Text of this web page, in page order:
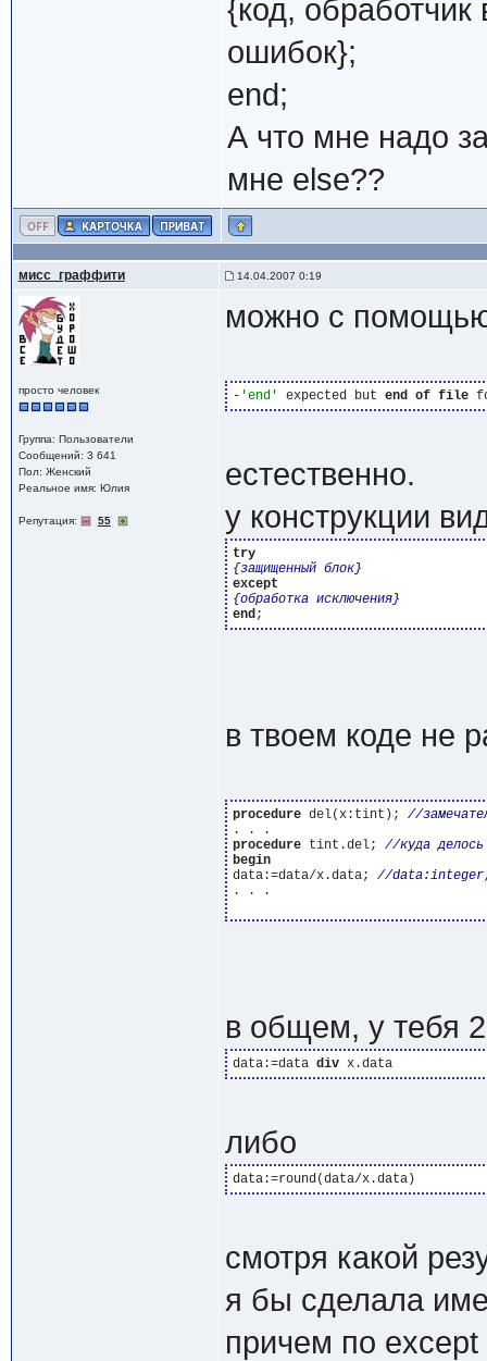
{код,
ошибок};
end;
А что мне надо
мне else??
мисс_граффити 14.04.2007 0:19
просто человек
Группа: Пользователи
Сообщений: 3 641
Пол: Женский
Реальное имя: Юлия
Репутация: 55
можно с
- 'end' expected but end of file
естественно.
у конструкции
try
{защищенный блок}
except
{обработка исключения}
end
в твоем коде не
procedure del(x:tint);
procedure tint.del;
begin
data:=data/x.data;
. . .
в общем, у тебя
data:=data div x.data
либо
смотря какой
я бы сделала
причем по